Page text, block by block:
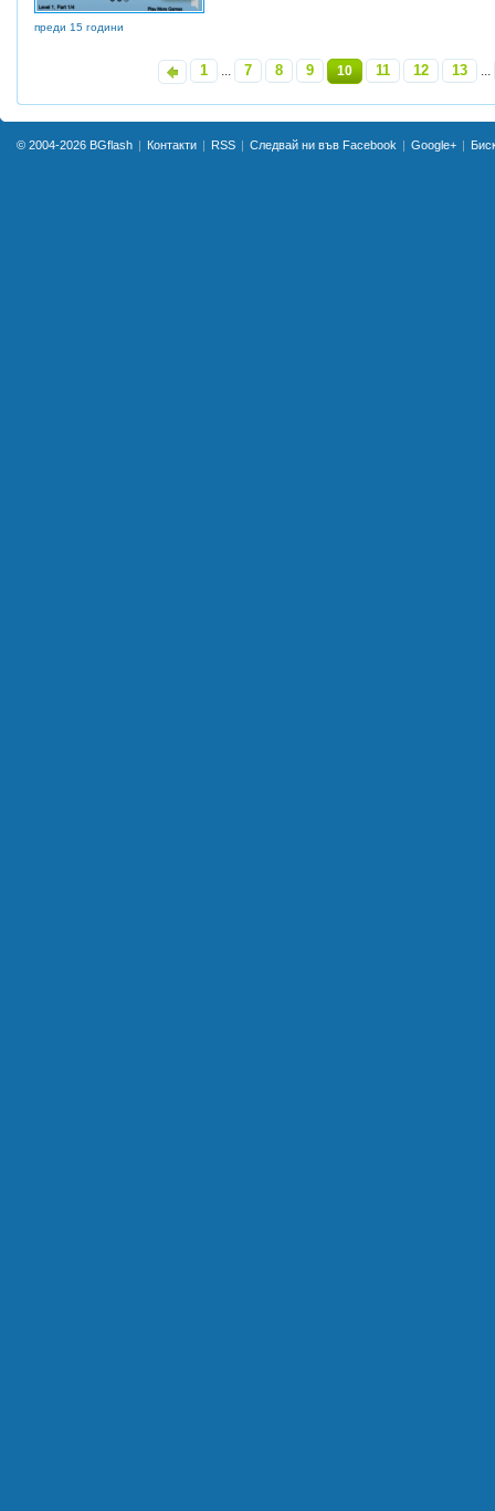
преди 15 години
1 ... 7 8 9 10 11 12 13 ...
© 2004-2026 BGflash Контакти RSS Следвай ни във Facebook Google+